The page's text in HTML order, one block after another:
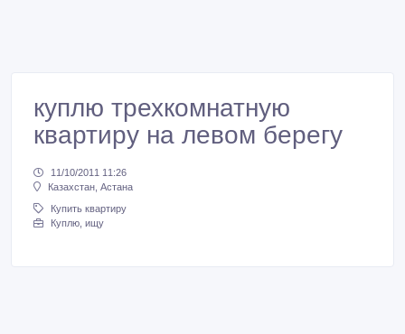
куплю трехкомнатную
квартиру на левом берегу
11/10/2011 11:26
Казахстан, Астана
Купить квартиру
Куплю, ищу